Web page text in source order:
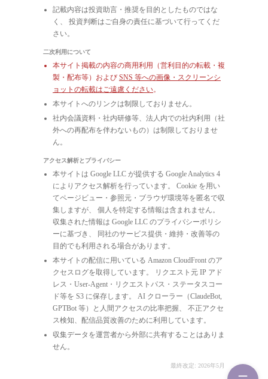
記載内容は投資助言・推奨を目的としたものではな
く、 投資判断はご自身の責任に基づいて行ってくだ
さい。
二次利用について
本サイト掲載の内容の商用利用（営利目的の転載・複
製・配布等）および SNS 等への画像・スクリーンシ
ョットの転載はご遠慮ください。
本サイトへのリンクは制限しておりません。
社内会議資料・社内研修等、法人内での社内利用（社
外への再配布を伴わないもの）は制限しておりませ
ん。
アクセス解析とプライバシー
本サイトは Google LLC が提供する Google Analytics 4
によりアクセス解析を行っています。 Cookie を用い
てページビュー・参照元・ブラウザ環境等を匿名で収
集しますが、 個人を特定する情報は含まれません。
収集された情報は Google LLC のプライバシーポリシ
ーに基づき、 同社のサービス提供・維持・改善等の
目的でも利用される場合があります。
本サイトの配信に用いている Amazon CloudFront のア
クセスログを取得しています。 リクエスト元 IP アド
レス・User-Agent・リクエストパス・ステータスコー
ド等を S3 に保存します。 AI クローラー（ClaudeBot,
GPTBot 等）と人間アクセスの比率把握、 不正アクセ
ス検知、配信品質改善のために利用しています。
収集データを運営者から外部に共有することはありま
せん。
最終改定: 2026年5月